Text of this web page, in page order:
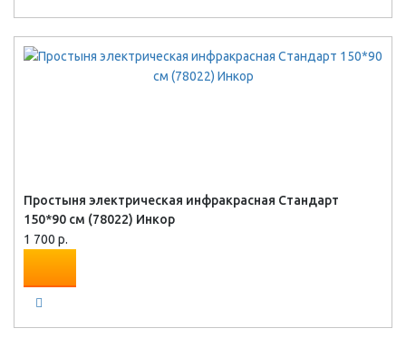
Простыня электрическая инфракрасная Стандарт
150*90 см (78022) Инкор
1 700 р.